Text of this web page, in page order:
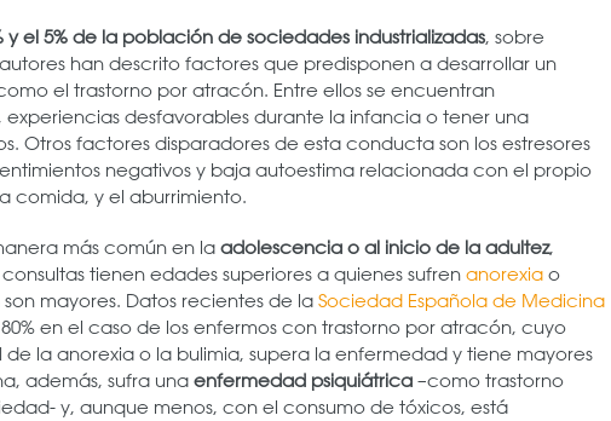
el 5% de la población de sociedades industrializadas, sobre
han descrito factores que predisponen a desarrollar un
el trastorno por atracón. Entre ellos se encuentran
desfavorables durante la infancia o tener una
Otros factores disparadores de esta conducta son los estresores
negativos y baja autoestima relacionada con el propio
comida, y el aburrimiento.
más común en la adolescencia o al inicio de la adultez,
tienen edades superiores a quienes sufren anorexia o
mayores. Datos recientes de la Sociedad Española de Medicina
en el caso de los enfermos con trastorno por atracón, cuyo
la anorexia o la bulimia, supera la enfermedad y tiene mayores
además, sufra una enfermedad psiquiátrica –como trastorno
y, aunque menos, con el consumo de tóxicos, está